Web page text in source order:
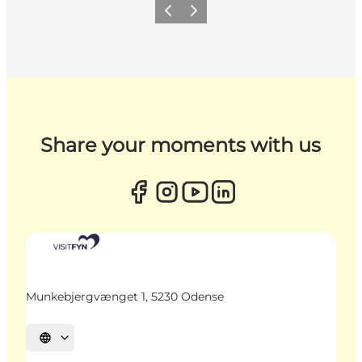
ZurückWeiter
Share your moments with us
Munkebjergvænget 1, 5230 Odense
Sprache auswählen